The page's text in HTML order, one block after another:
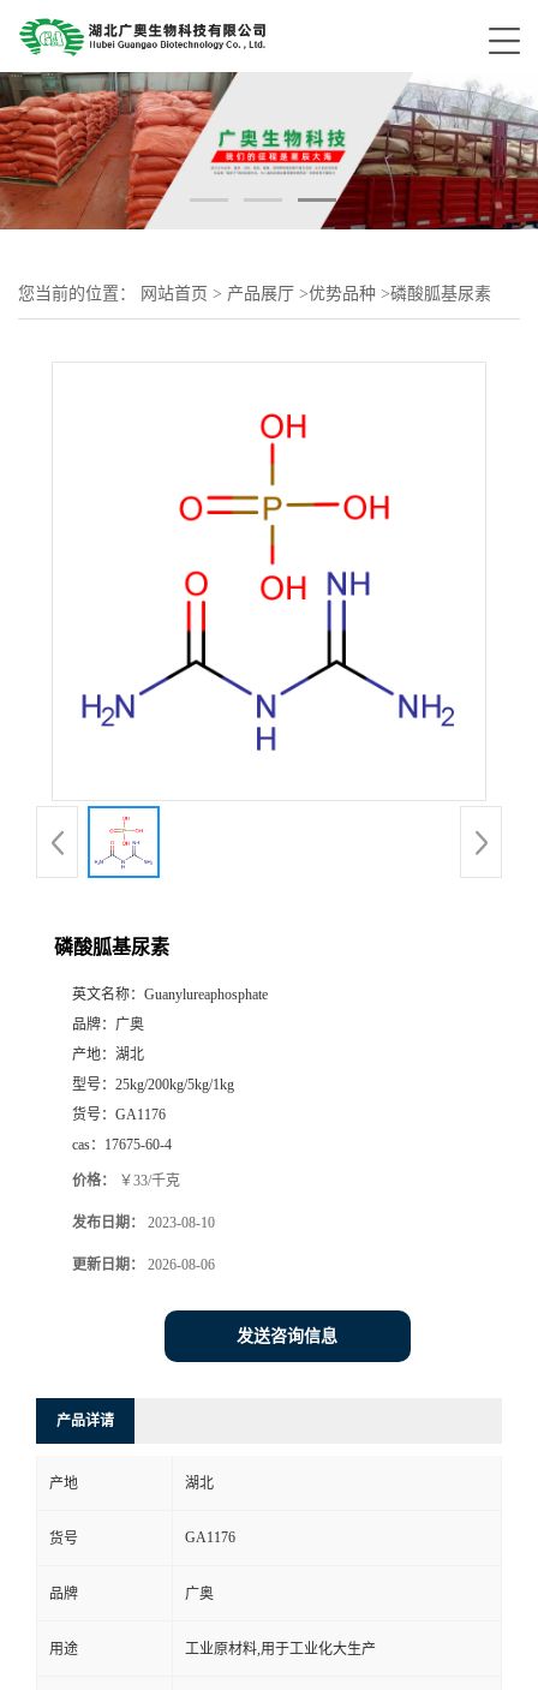
您当前的位置： 网站首页 > 产品展厅 >优势品种 >磷酸胍基尿素
磷酸胍基尿素
英文名称： Guanylureaphosphate
品牌： 广奥
产地： 湖北
型号： 25kg/200kg/5kg/1kg
货号： GA1176
cas： 17675-60-4
价格： ￥33/千克
发布日期： 2023-08-10
更新日期： 2026-08-06
发送咨询信息
产品详请
产地 湖北
货号 GA1176
品牌 广奥
用途 工业原材料,用于工业化大生产